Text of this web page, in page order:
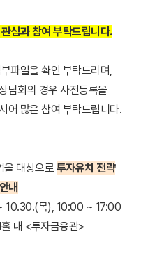
심과 참여 부탁드립니다.
파일을 확인 부탁드리며,
담회의 경우 사전등록을
어 많은 참여 부탁드립니다.
을 대상으로 투자유치 전략
내
10.30.(목), 10:00 ~ 17:00
내 <투자금융관>